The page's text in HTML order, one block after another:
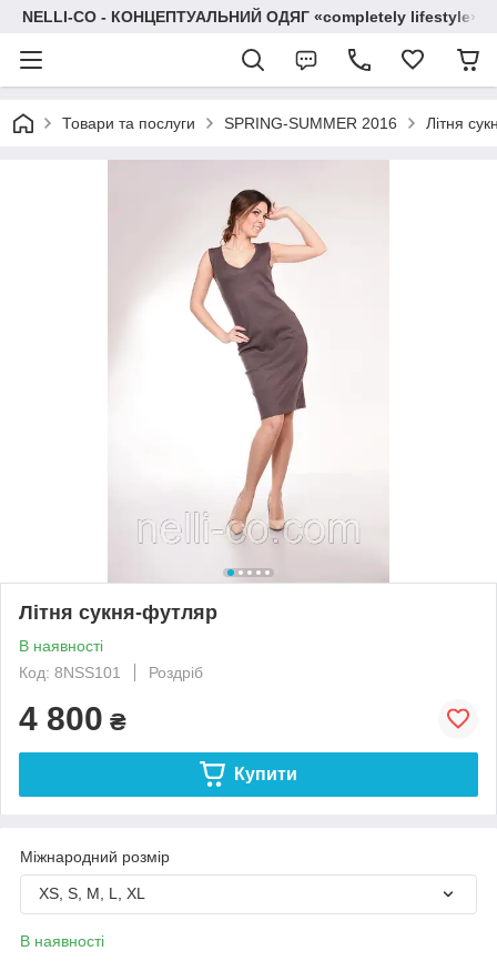
NELLI-CO - КОНЦЕПТУАЛЬНИЙ ОДЯГ «completely lifestyle»
Товари та послуги SPRING-SUMMER 2016 Літня
Літня сукня-футляр
В наявності
Код: 8NSS101
Роздріб
4 800 ₴
Купити
Міжнародний розмір
XS, S, M, L, XL
В наявності